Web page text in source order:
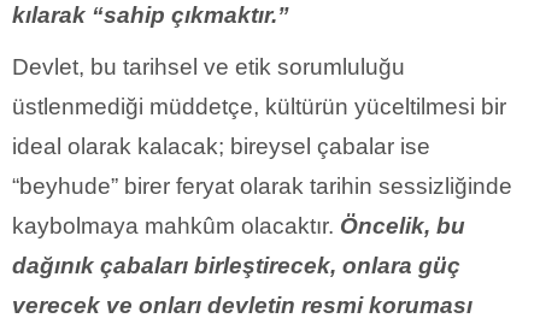
kılarak “sahip çıkmaktır.”
Devlet, bu tarihsel ve etik sorumluluğu
üstlenmediği müddetçe, kültürün yüceltilmesi bir
ideal olarak kalacak; bireysel çabalar ise
“beyhude” birer feryat olarak tarihin sessizliğinde
kaybolmaya mahkûm olacaktır. Öncelik, bu
dağınık çabaları birleştirecek, onlara güç
verecek ve onları devletin resmi koruması